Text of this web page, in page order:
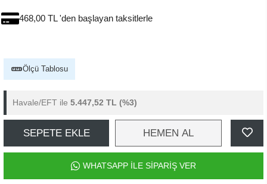
468,00 TL 'den başlayan taksitlerle
Ölçü Tablosu
Havale/EFT ile 5.447,52 TL (%3)
SEPETE EKLE HEMEN AL
WHATSAPP İLE SİPARİŞ VER